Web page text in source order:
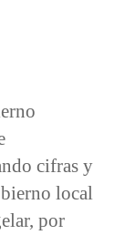
cifras y
local
por